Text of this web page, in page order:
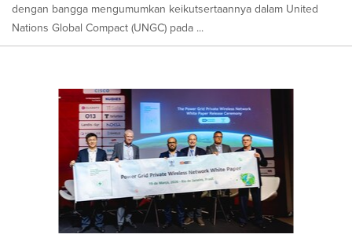
dengan bangga mengumumkan keikutsertaannya dalam United
Nations Global Compact (UNGC) pada ...